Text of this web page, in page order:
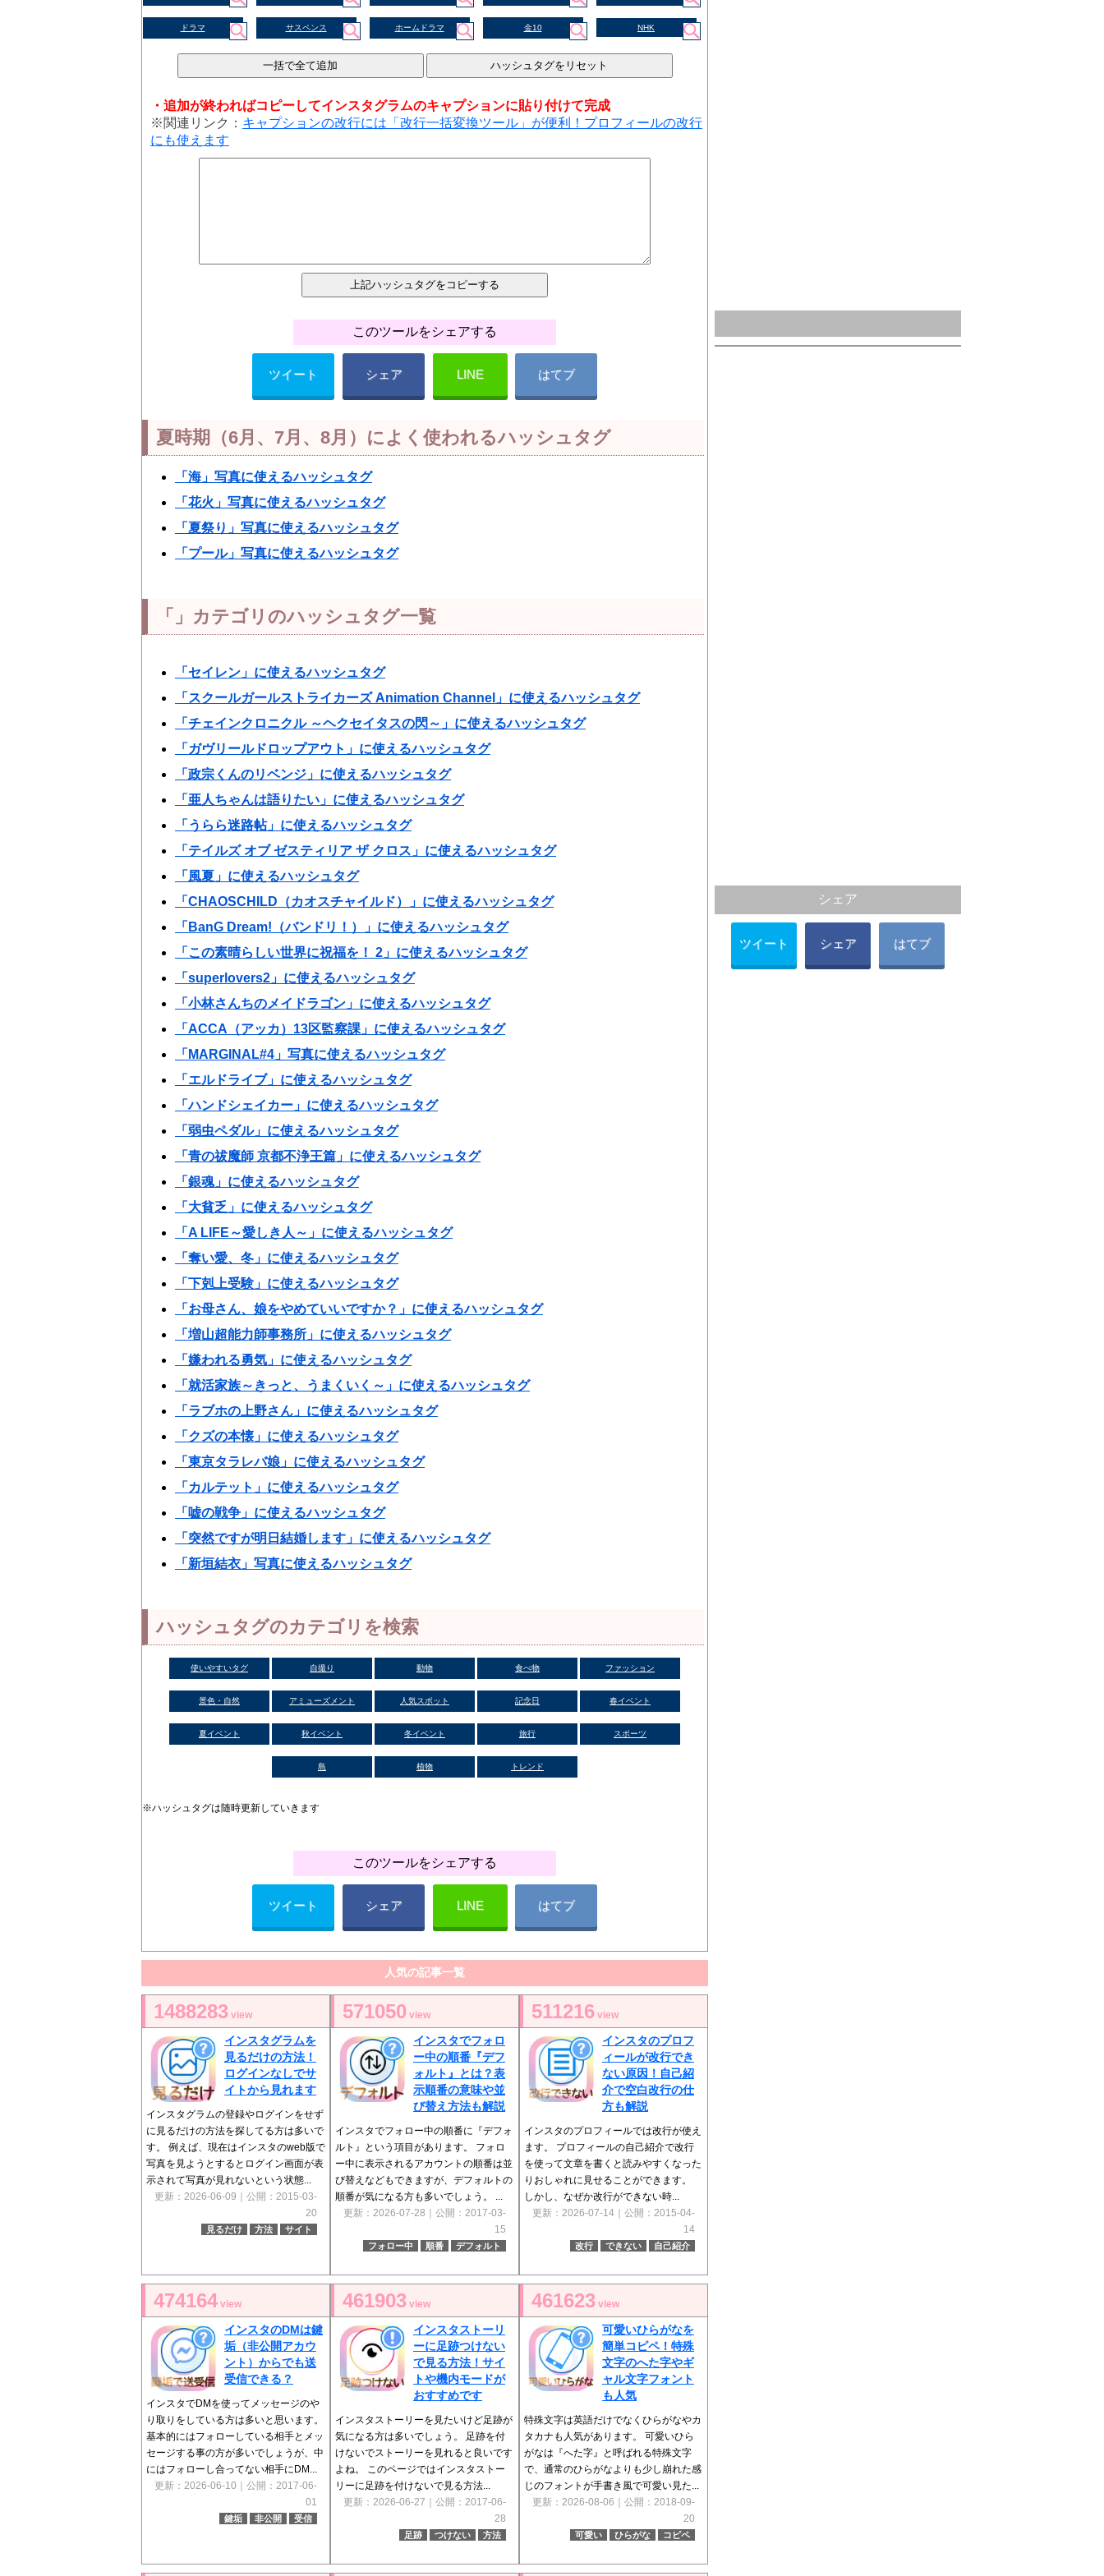
ドラマ サスペンス ホームドラマ 金10 NHK
・追加が終わればコピーしてインスタグラムのキャプションに貼り付けて完成
※関連リンク： キャプションの改行には「改行一括変換ツール」が便利！プロフィールの改行
にも使えます
このツールをシェアする
ツイート シェア LINE はてブ
夏時期（6月、7月、8月）によく使われるハッシュタグ
「海」写真に使えるハッシュタグ
「花火」写真に使えるハッシュタグ
「夏祭り」写真に使えるハッシュタグ
「プール」写真に使えるハッシュタグ
「」カテゴリのハッシュタグ一覧
「セイレン」に使えるハッシュタグ
「スクールガールストライカーズ Animation Channel」に使えるハッシュタグ
「チェインクロニクル ～ヘクセイタスの閃～」に使えるハッシュタグ
「ガヴリールドロップアウト」に使えるハッシュタグ
「政宗くんのリベンジ」に使えるハッシュタグ
「亜人ちゃんは語りたい」に使えるハッシュタグ
「うらら迷路帖」に使えるハッシュタグ
「テイルズ オブ ゼスティリア ザ クロス」に使えるハッシュタグ
「風夏」に使えるハッシュタグ
「CHAOSCHILD（カオスチャイルド）」に使えるハッシュタグ
「BanG Dream!（バンドリ！）」に使えるハッシュタグ
「この素晴らしい世界に祝福を！ 2」に使えるハッシュタグ
「superlovers2」に使えるハッシュタグ
「小林さんちのメイドラゴン」に使えるハッシュタグ
「ACCA（アッカ）13区監察課」に使えるハッシュタグ
「MARGINAL#4」写真に使えるハッシュタグ
「エルドライブ」に使えるハッシュタグ
「ハンドシェイカー」に使えるハッシュタグ
「弱虫ペダル」に使えるハッシュタグ
「青の祓魔師 京都不浄王篇」に使えるハッシュタグ
「銀魂」に使えるハッシュタグ
「大貧乏」に使えるハッシュタグ
「A LIFE～愛しき人～」に使えるハッシュタグ
「奪い愛、冬」に使えるハッシュタグ
「下剋上受験」に使えるハッシュタグ
「お母さん、娘をやめていいですか？」に使えるハッシュタグ
「増山超能力師事務所」に使えるハッシュタグ
「嫌われる勇気」に使えるハッシュタグ
「就活家族～きっと、うまくいく～」に使えるハッシュタグ
「ラブホの上野さん」に使えるハッシュタグ
「クズの本懐」に使えるハッシュタグ
「東京タラレバ娘」に使えるハッシュタグ
「カルテット」に使えるハッシュタグ
「嘘の戦争」に使えるハッシュタグ
「突然ですが明日結婚します」に使えるハッシュタグ
「新垣結衣」写真に使えるハッシュタグ
ハッシュタグのカテゴリを検索
使いやすいタグ 自撮り 動物 食べ物 ファッション
景色・自然 アミューズメント 人気スポット 記念日 春イベント
夏イベント 秋イベント 冬イベント 旅行 スポーツ
島 植物 トレンド
※ハッシュタグは随時更新していきます
このツールをシェアする
ツイート シェア LINE はてブ
人気の記事一覧
1488283 view
インスタグラムを
見るだけの方法！
ログインなしでサ
イトから見れます
インスタグラムの登録やログインをせず
に見るだけの方法を探してる方は多いで
す。 例えば、現在はインスタのweb版で
写真を見ようとするとログイン画面が表
示されて写真が見れないという状態...
更新：2026-06-09｜公開：2015-03-
20
見るだけ 方法 サイト
571050 view
インスタでフォロ
ー中の順番『デフ
ォルト』とは？表
示順番の意味や並
び替え方法も解説
インスタでフォロー中の順番に『デフォ
ルト』という項目があります。 フォロ
ー中に表示されるアカウントの順番は並
び替えなどもできますが、デフォルトの
順番が気になる方も多いでしょう。 ...
更新：2026-07-28｜公開：2017-03-
15
フォロー中 順番 デフォルト
511216 view
インスタのプロフ
ィールが改行でき
ない原因！自己紹
介で空白改行の仕
方も解説
インスタのプロフィールでは改行が使え
ます。 プロフィールの自己紹介で改行
を使って文章を書くと読みやすくなった
りおしゃれに見せることができます。
しかし、なぜか改行ができない時...
更新：2026-07-14｜公開：2015-04-
14
改行 できない 自己紹介
474164 view
インスタのDMは鍵
垢（非公開アカウ
ント）からでも送
受信できる？
インスタでDMを使ってメッセージのや
り取りをしている方は多いと思います。
基本的にはフォローしている相手とメッ
セージする事の方が多いでしょうが、中
にはフォローし合ってない相手にDM...
更新：2026-06-10｜公開：2017-06-
01
鍵垢 非公開 受信
461903 view
インスタストーリ
ーに足跡つけない
で見る方法！サイ
トや機内モードが
おすすめです
インスタストーリーを見たいけど足跡が
気になる方は多いでしょう。 足跡を付
けないでストーリーを見れると良いです
よね。 このページではインスタストー
リーに足跡を付けないで見る方法...
更新：2026-06-27｜公開：2017-06-
28
足跡 つけない 方法
461623 view
可愛いひらがなを
簡単コピペ！特殊
文字のへた字やギ
ャル文字フォント
も人気
特殊文字は英語だけでなくひらがなやカ
タカナも人気があります。 可愛いひら
がなは『へた字』と呼ばれる特殊文字
で、通常のひらがなよりも少し崩れた感
じのフォントが手書き風で可愛い見た...
更新：2026-08-06｜公開：2018-09-
20
可愛い ひらがな コピペ
シェア
ツイート シェア はてブ